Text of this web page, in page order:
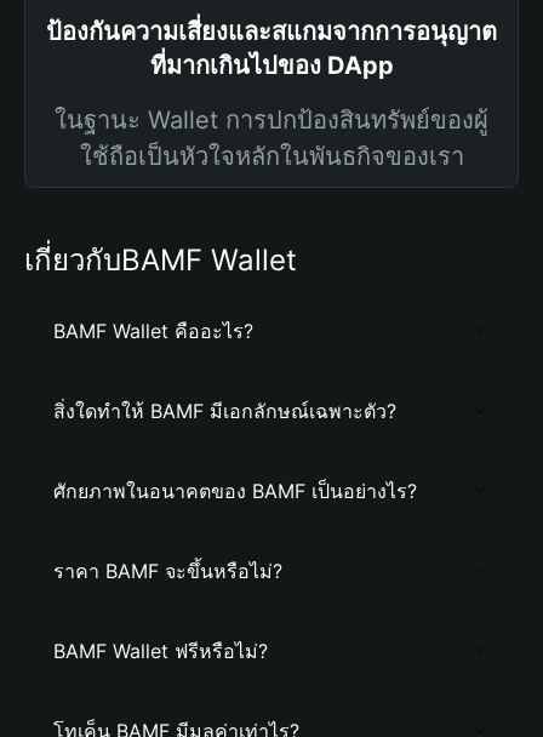
ป้องกันความเสี่ยงและสแกมจากการอนุญาต
ที่มากเกินไปของ DApp
ในฐานะ Wallet การปกป้องสินทรัพย์ของผู้
ใช้ถือเป็นหัวใจหลักในพันธกิจของเรา
เกี่ยวกับBAMF Wallet
BAMF Wallet คืออะไร?
สิ่งใดทำให้ BAMF มีเอกลักษณ์เฉพาะตัว?
ศักยภาพในอนาคตของ BAMF เป็นอย่างไร?
ราคา BAMF จะขึ้นหรือไม่?
BAMF Wallet ฟรีหรือไม่?
โทเค็น BAMF มีมูลค่าเท่าไร?